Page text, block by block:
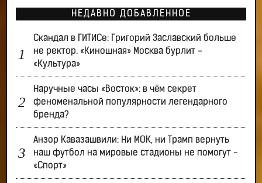
НЕДАВНО ДОБАВЛЕННОЕ
Скандал в ГИТИСе: Григорий Заславский больше
не ректор. «Киношная» Москва бурлит -
«Культура»
Наручные часы «Восток»: в чём секрет
феноменальной популярности легендарного
бренда?
Анзор Кавазашвили: Ни МОК, ни Трамп вернуть
наш футбол на мировые стадионы не помогут -
«Спорт»